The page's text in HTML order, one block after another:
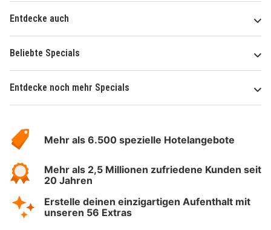
Entdecke auch
Beliebte Specials
Entdecke noch mehr Specials
Hotelspecials
Mehr als 6.500 spezielle Hotelangebote
Mehr als 2,5 Millionen zufriedene Kunden seit
20 Jahren
Erstelle deinen einzigartigen Aufenthalt mit
unseren 56 Extras